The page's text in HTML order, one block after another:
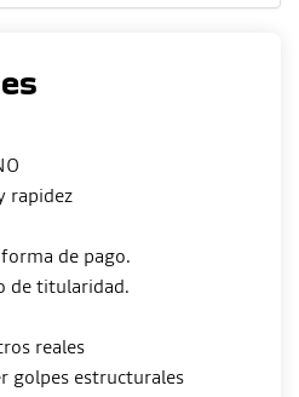
rapidez
de pago.
de titularidad.
reales
golpes estructurales